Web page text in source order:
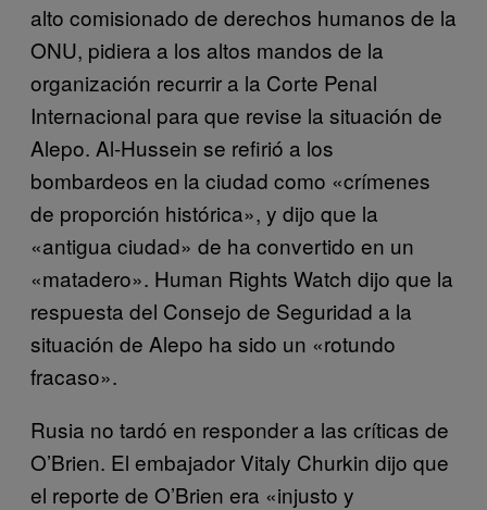
alto comisionado de derechos humanos de la
ONU, pidiera a los altos mandos de la
organización recurrir a la Corte Penal
Internacional para que revise la situación de
Alepo. Al-Hussein se refirió a los
bombardeos en la ciudad como «crímenes
de proporción histórica», y dijo que la
«antigua ciudad» de ha convertido en un
«matadero». Human Rights Watch dijo que la
respuesta del Consejo de Seguridad a la
situación de Alepo ha sido un «rotundo
fracaso».
Rusia no tardó en responder a las críticas de
O’Brien. El embajador Vitaly Churkin dijo que
el reporte de O’Brien era «injusto y